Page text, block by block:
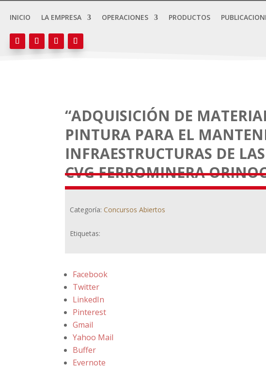
INICIO LA EMPRESA OPERACIONES PRODUCTOS
“ADQUISICIÓN DE
PINTURA PARA EL
INFRAESTRUCTURAS DE
CVG FERROMINERA
Categoría: Concursos Abiertos
Etiquetas:
Facebook
Twitter
LinkedIn
Pinterest
Gmail
Yahoo Mail
Buffer
Evernote